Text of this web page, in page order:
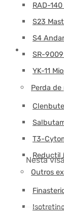
RAD-
S23
S4
SR-
YK-11
Perda de
T3-
Reductil
Outros
Nesta